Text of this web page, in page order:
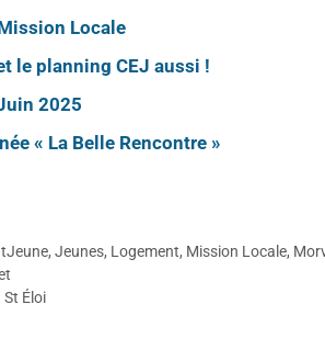
Locale
le planning CEJ aussi !
2025
« La Belle Rencontre »
, Jeunes, Logement, Mission Locale,
Éloi